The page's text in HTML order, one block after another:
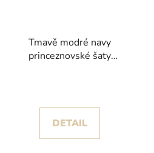
Tmavě modré navy
princeznovské šaty
DETAIL